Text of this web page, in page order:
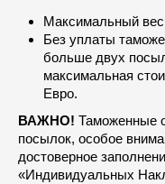
Максимальный
Без уплаты
больше двух
максимальная
Евро.
ВАЖНО! Таможенные
посылок, особое
достоверное
«Индивидуальных